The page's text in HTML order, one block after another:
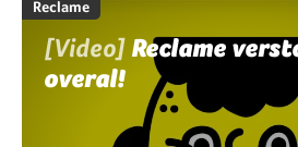
Reclame
[Video] Reclame
overal!